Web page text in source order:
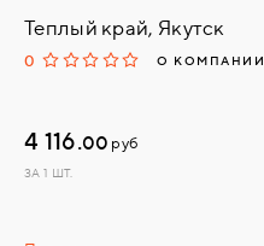
Теплый край, Якутск
0 О КОМПАНИИ
4 116.00 руб
ЗА 1 ШТ.